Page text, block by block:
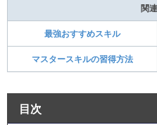
関
最強おすすめスキル
マスタースキルの習得方法
目次